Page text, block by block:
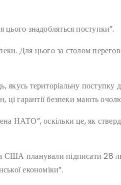
знадобляться поступки”.
Для цього за столом
якусь територіальну поступку
ці гарантії безпеки мають
НАТО”, оскільки це, як
США планували підписати 28
економіки”.